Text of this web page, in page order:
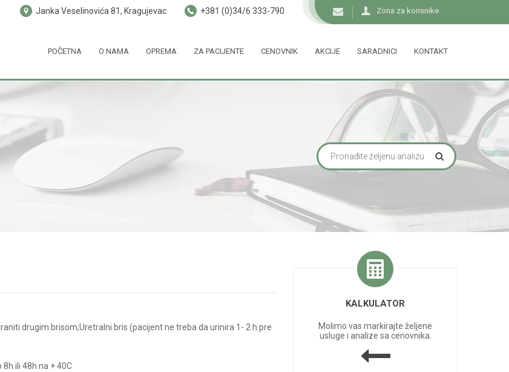
Zona za korisnike
Janka Veselinovića 81, Kragujevac +381 (0)34/6 333-790
POČETNA O NAMA OPREMA ZA PACIJENTE CENOVNIK AKCIJE SARADNICI KONTAKT
drugim brisom;Uretralni bris (pacijent ne treba da urinira 1- 2 h pre
ili 48h na + 40C
KALKULATOR
Molimo vas markirajte željene
usluge i analize sa cenovnika.